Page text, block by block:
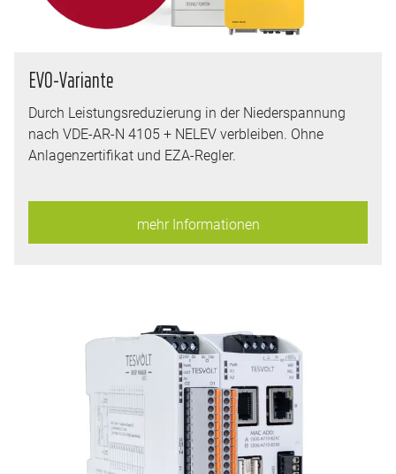
EVO-Variante
Durch Leistungsreduzierung in der Niederspannung
nach VDE-AR-N 4105 + NELEV verbleiben. Ohne
Anlagenzertifikat und EZA-Regler.
mehr Informationen